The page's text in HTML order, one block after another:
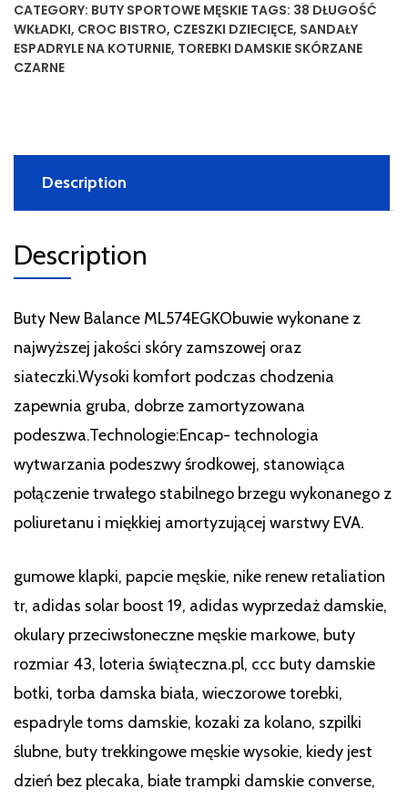
CATEGORY: BUTY SPORTOWE MĘSKIE TAGS: 38 DŁUGOŚĆ
WKŁADKI, CROC BISTRO, CZESZKI DZIECIĘCE, SANDAŁY
ESPADRYLE NA KOTURNIE, TOREBKI DAMSKIE SKÓRZANE
CZARNE
Description
Description
Buty New Balance ML574EGKObuwie wykonane z
najwyższej jakości skóry zamszowej oraz
siateczki.Wysoki komfort podczas chodzenia
zapewnia gruba, dobrze zamortyzowana
podeszwa.Technologie:Encap- technologia
wytwarzania podeszwy środkowej, stanowiąca
połączenie trwałego stabilnego brzegu wykonanego z
poliuretanu i miękkiej amortyzującej warstwy EVA.
gumowe klapki, papcie męskie, nike renew retaliation
tr, adidas solar boost 19, adidas wyprzedaż damskie,
okulary przeciwsłoneczne męskie markowe, buty
rozmiar 43, loteria świąteczna.pl, ccc buty damskie
botki, torba damska biała, wieczorowe torebki,
espadryle toms damskie, kozaki za kolano, szpilki
ślubne, buty trekkingowe męskie wysokie, kiedy jest
dzień bez plecaka, białe trampki damskie converse,